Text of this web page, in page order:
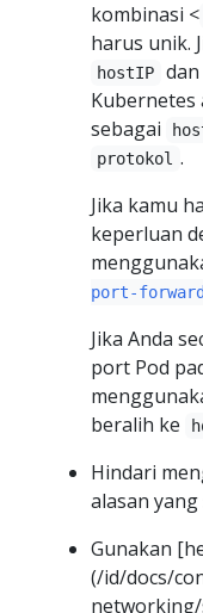
kombinasi <
harus unik.
hostIP dan
Kubernetes
sebagai
protokol .
Jika kamu
keperluan
port-forward
Jika Anda
port Pod
beralih ke
Hindari
alasan
Gunakan
(/id/docs/
networking/